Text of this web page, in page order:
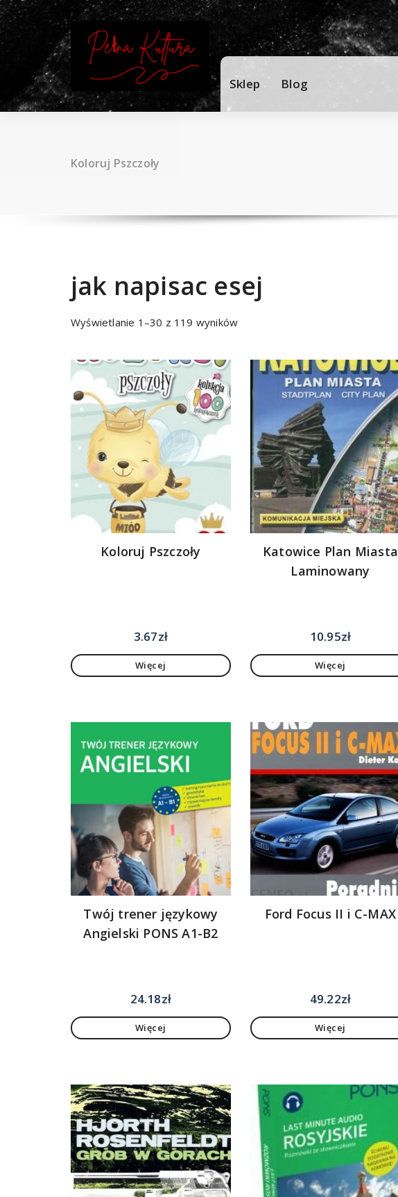
Skip
to
content
Sklep Blog
Koloruj Pszczoły
jak napisac esej
Wyświetlanie 1–30 z 119 wynikówSorted
Koloruj Pszczoły
3.67zł
Więcej
Katowice Plan Miasta
Laminowany
10.95zł
Więcej
Twój trener językowy
Angielski PONS A1-B2
24.18zł
Więcej
Ford Focus II i C-MAX
49.22zł
Więcej